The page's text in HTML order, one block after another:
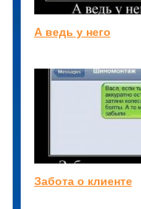
А ведь у него
Забота о клиенте